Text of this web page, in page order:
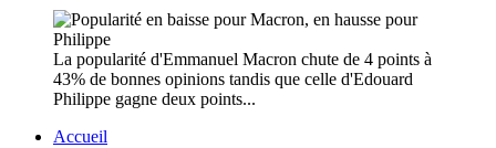
La popularité d'Emmanuel Macron chute de 4 points à
43% de bonnes opinions tandis que celle d'Edouard
Philippe gagne deux points...
Accueil